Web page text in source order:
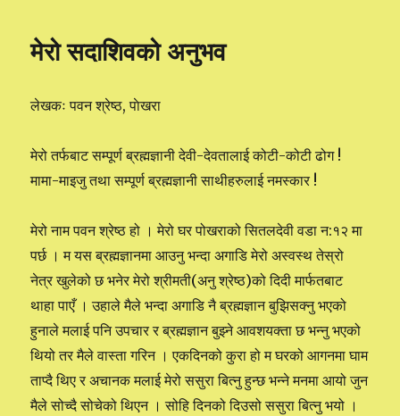
मेरो सदाशिवको अनुभव
लेखकः पवन श्रेष्ठ, पाेखरा
मेरो तर्फबाट सम्पूर्ण ब्रह्मज्ञानी देवी-देवतालाई कोटी-कोटी ढोग !
मामा-माइजु तथा सम्पूर्ण ब्रह्मज्ञानी साथीहरुलाई नमस्कार !
मेरो नाम पवन श्रेष्ठ हो । मेरो घर पोखराको सितलदेवी वडा न:१२ मा
पर्छ । म यस ब्रह्मज्ञानमा आउनु भन्दा अगाडि मेरो अस्वस्थ तेस्रो
नेत्र खुलेको छ भनेर मेरो श्रीमती(अनु श्रेष्ठ)को दिदी मार्फतबाट
थाहा पाएँ । उहाले मैले भन्दा अगाडि नै ब्रह्मज्ञान बुझिसक्नु भएको
हुनाले मलाई पनि उपचार र ब्रह्मज्ञान बुझ्ने आवशयक्ता छ भन्नु भएको
थियो तर मैले वास्ता गरिन । एकदिनको कुरा हो म घरको आगनमा घाम
ताप्दै थिए र अचानक मलाई मेरो ससुरा बित्नु हुन्छ भन्ने मनमा आयो जुन
मैले सोच्दै सोचेको थिएन । सोहि दिनको दिउसो ससुरा बित्नु भयो ।